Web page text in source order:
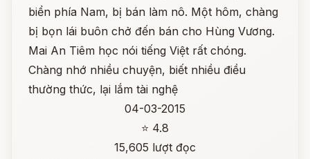
biển phía Nam, bị bán làm nô. Một hôm, chàng
bị bọn lái buôn chở đến bán cho Hùng Vương.
Mai An Tiêm học nói tiếng Việt rất chóng.
Chàng nhớ nhiều chuyện, biết nhiều điều
thường thức, lại lắm tài nghệ
04-03-2015
⭐ 4.8
15,605 lượt đọc